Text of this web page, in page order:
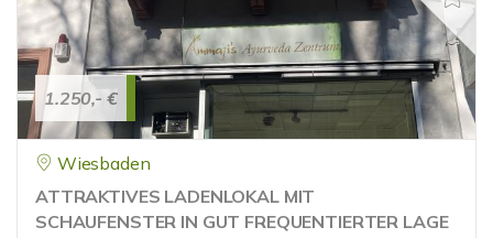
1.250,- €
Wiesbaden
ATTRAKTIVES LADENLOKAL MIT
SCHAUFENSTER IN GUT FREQUENTIERTER LAGE